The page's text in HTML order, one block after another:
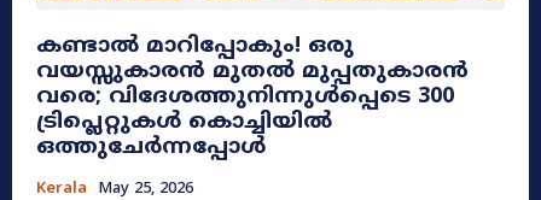
കണ്ടാൽ മാറിപ്പോകും! ഒരു
വയസ്സുകാരൻ മുതൽ മുപ്പതുകാരൻ
വരെ; വിദേശത്തുനിന്നുൾപ്പെടെ 300
ട്രിപ്ലെറ്റുകൾ കൊച്ചിയിൽ
ഒത്തുചേർന്നപ്പോൾ
Kerala May 25, 2026